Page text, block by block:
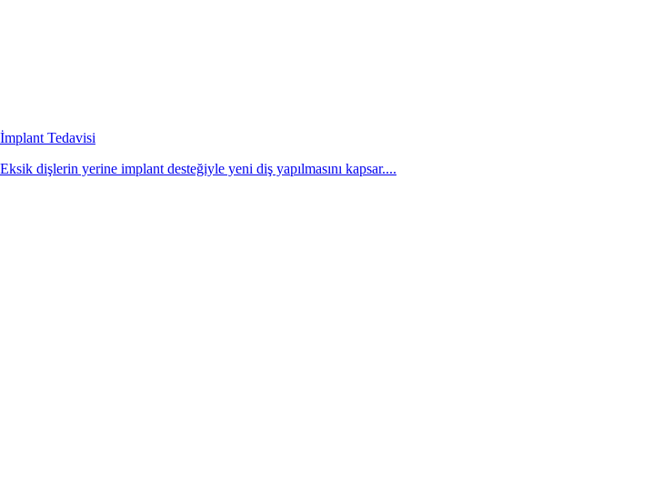
İmplant Tedavisi
Eksik dişlerin yerine implant desteğiyle yeni diş yapılmasını kapsar....